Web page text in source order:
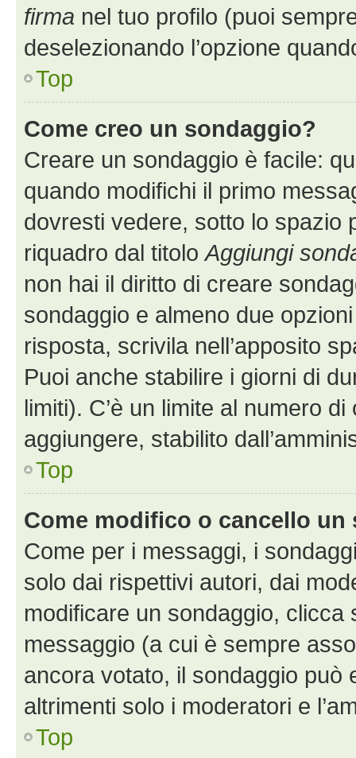
firma nel tuo profilo (puoi
deselezionando l’opzione
Top
Come creo un sondaggio?
Creare un sondaggio è facile:
quando modifichi il primo
dovresti vedere, sotto lo spazio
riquadro dal titolo Aggiungi
non hai il diritto di creare
sondaggio e almeno due
risposta, scrivila nell’apposito
Puoi anche stabilire i giorni di
limiti). C’è un limite al numero
aggiungere, stabilito
Top
Come modifico o cancello un
Come per i messaggi, i
solo dai rispettivi autori, dai
modificare un sondaggio,
messaggio (a cui è sempre
ancora votato, il sondaggio può
altrimenti solo i moderatori e
Top